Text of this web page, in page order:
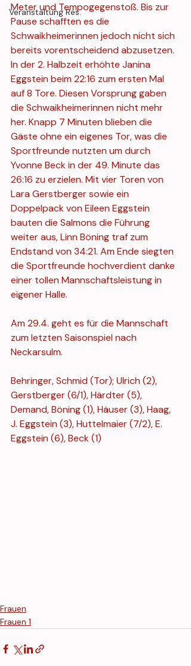
Veranstaltung Res.
Meter und Tempogegenstoß. Bis zur
Pause schafften es die
Schwaikheimerinnen jedoch nicht sich
bereits vorentscheidend abzusetzen.
In der 2. Halbzeit erhöhte Janina
Eggstein beim 22:16 zum ersten Mal
auf 8 Tore. Diesen Vorsprung gaben
die Schwaikheimerinnen nicht mehr
her. Knapp 7 Minuten blieben die
Gäste ohne ein eigenes Tor, was die
Sportfreunde nutzten um durch
Yvonne Beck in der 49. Minute das
26:16 zu erzielen. Mit vier Toren von
Lara Gerstberger sowie ein
Doppelpack von Eileen Eggstein
bauten die Salmons die Führung
weiter aus, Linn Böning traf zum
Endstand von 34:21. Am Ende siegten
die Sportfreunde hochverdient danke
einer tollen Mannschaftsleistung in
eigener Halle.
Am 29.4. geht es für die Mannschaft
zum letzten Saisonspiel nach
Neckarsulm.
Behringer, Schmid (Tor); Ulrich (2),
Gerstberger (6/1), Härdter (5),
Demand, Böning (1), Häuser (3), Haag,
J. Eggstein (3), Huttelmaier (7/2), E.
Eggstein (6), Beck (1)
Frauen
Frauen 1